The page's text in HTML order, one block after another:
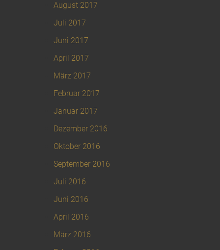
August 2017
Juli 2017
Juni 2017
April 2017
März 2017
Februar 2017
Januar 2017
Dezember 2016
Oktober 2016
September 2016
Juli 2016
Juni 2016
April 2016
März 2016